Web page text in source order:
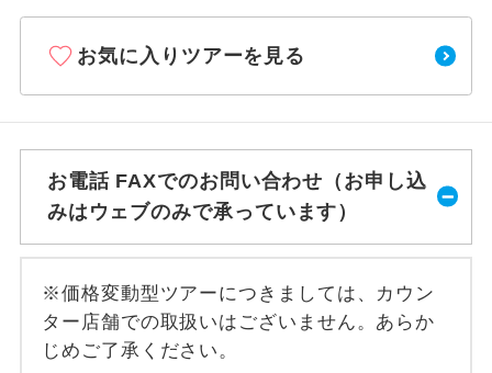
お気に入りツアーを見る
お電話 FAXでのお問い合わせ（お申し込
みはウェブのみで承っています）
※価格変動型ツアーにつきましては、カウン
ター店舗での取扱いはございません。あらか
じめご了承ください。